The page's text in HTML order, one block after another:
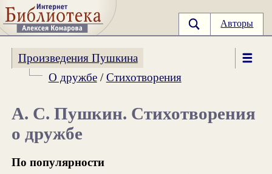
Авторы
Произведения Пушкина
О дружбе/Стихотворения
А. С. Пушкин. Стихотворения
о дружбе
По популярности